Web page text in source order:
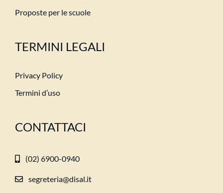
Proposte per le scuole
TERMINI LEGALI
Privacy Policy
Termini d’uso
CONTATTACI
(02) 6900-0940
segreteria@disal.it